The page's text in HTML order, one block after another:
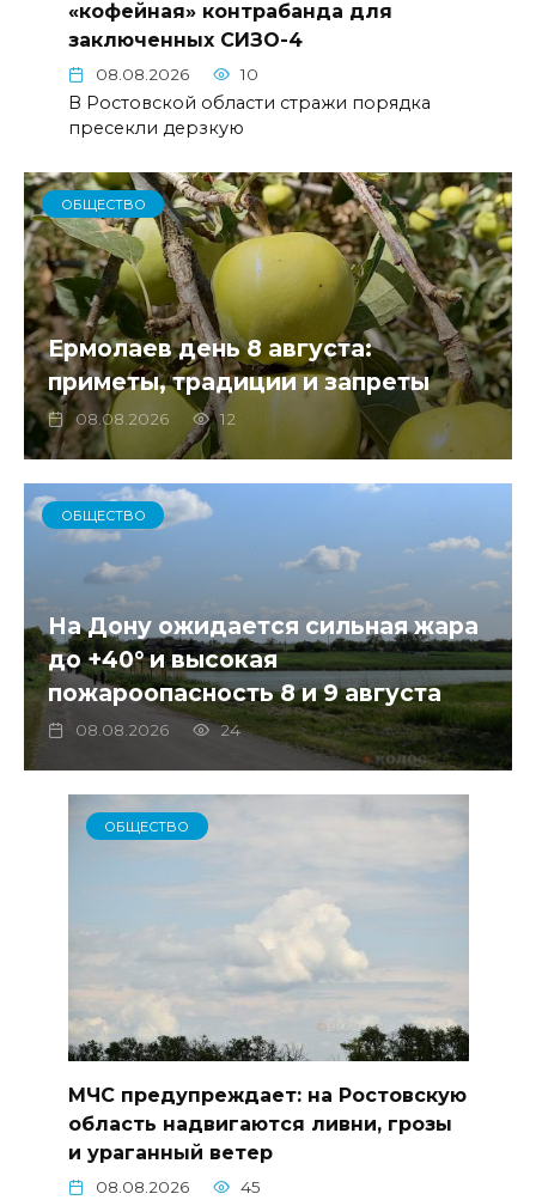
«кофейная» контрабанда для
заключенных СИЗО-4
08.08.2026 10
В Ростовской области стражи порядка
пресекли дерзкую
ОБЩЕСТВО
Ермолаев день 8 августа:
приметы, традиции и запреты
08.08.2026 12
ОБЩЕСТВО
На Дону ожидается сильная жара
до +40° и высокая
пожароопасность 8 и 9 августа
08.08.2026 24
ОБЩЕСТВО
МЧС предупреждает: на Ростовскую
область надвигаются ливни, грозы
и ураганный ветер
08.08.2026 45